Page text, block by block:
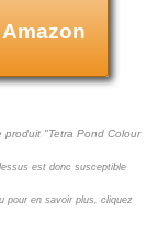
produit "Tetra Pond Colour
est donc susceptible
pour en savoir plus, cliquez